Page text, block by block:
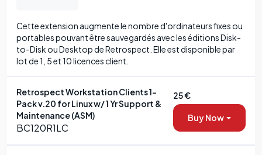
Cette extension augmente le nombre d'ordinateurs fixes ou
portables pouvant être sauvegardés avec les éditions Disk-
to-Disk ou Desktop de Retrospect. Elle est disponible par
lot de 1, 5 et 10 licences client.
Retrospect Workstation Clients 1-
Pack v.20 for Linux w/ 1 Yr Support &
Maintenance (ASM)
BC120R1LC
25 €
Buy Now